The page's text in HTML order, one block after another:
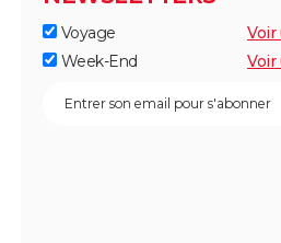
Voyage
Voir
Week-End
Voir